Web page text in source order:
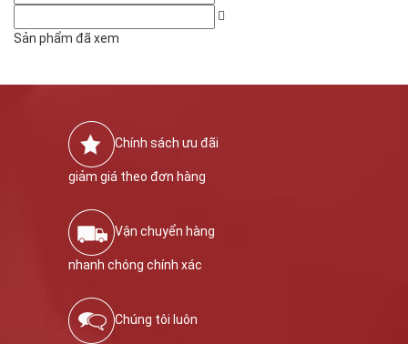
Sản phẩm đã xem
Chính sách ưu đãi
giảm giá theo đơn hàng
Vận chuyển hàng
nhanh chóng chính xác
Chúng tôi luôn